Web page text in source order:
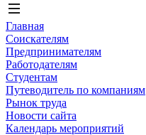
Главная
Соискателям
Предпринимателям
Работодателям
Студентам
Путеводитель по компаниям
Рынок труда
Новости сайта
Календарь мероприятий